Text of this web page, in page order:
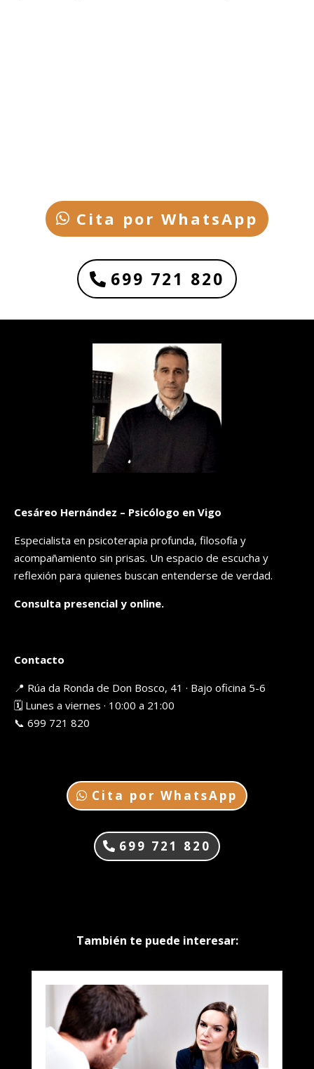
Cita por WhatsApp
699 721 820
Cesáreo Hernández – Psicólogo en Vigo
Especialista en psicoterapia profunda, filosofía y
acompañamiento sin prisas. Un espacio de escucha y
reflexión para quienes buscan entenderse de verdad.
Consulta presencial y online.
Contacto
📍 Rúa da Ronda de Don Bosco, 41 · Bajo oficina 5-6
🗓️ Lunes a viernes · 10:00 a 21:00
📞 699 721 820
Cita por WhatsApp
699 721 820
También te puede interesar: